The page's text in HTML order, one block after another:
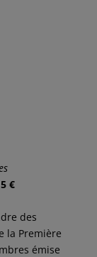
€
des
la Première
émise